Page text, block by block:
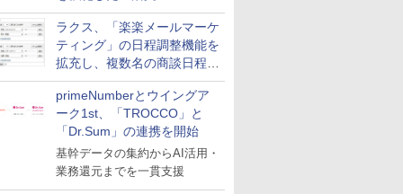
送信防止アドインサービス」
を提供
ラクス、「楽楽メールマーケ
ティング」の日程調整機能を
拡充し、複数名の商談日程調
整を効率化
primeNumberとウイングア
ーク1st、「TROCCO」と
「Dr.Sum」の連携を開始
基幹データの集約からAI活用・
業務還元までを一貫支援